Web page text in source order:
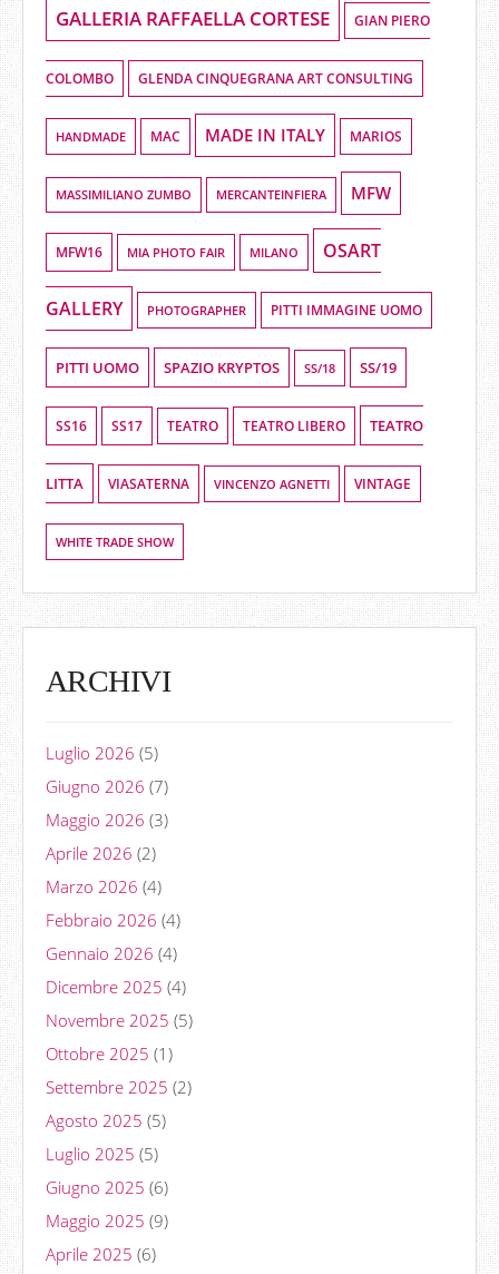
GALLERIA RAFFAELLA CORTESE GIAN PIERO
COLOMBO GLENDA CINQUEGRANA ART CONSULTING
HANDMADE MAC MADE IN ITALY MARIOS
MASSIMILIANO ZUMBO MERCANTEINFIERA MFW
MFW16 MIA PHOTO FAIR MILANO OSART
GALLERY PHOTOGRAPHER PITTI IMMAGINE UOMO
PITTI UOMO SPAZIO KRYPTOS SS/18 SS/19
SS16 SS17 TEATRO TEATRO LIBERO TEATRO
LITTA VIASATERNA VINCENZO AGNETTI VINTAGE
WHITE TRADE SHOW
ARCHIVI
Luglio 2026 (5)
Giugno 2026 (7)
Maggio 2026 (3)
Aprile 2026 (2)
Marzo 2026 (4)
Febbraio 2026 (4)
Gennaio 2026 (4)
Dicembre 2025 (4)
Novembre 2025 (5)
Ottobre 2025 (1)
Settembre 2025 (2)
Agosto 2025 (5)
Luglio 2025 (5)
Giugno 2025 (6)
Maggio 2025 (9)
Aprile 2025 (6)